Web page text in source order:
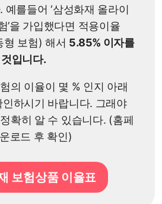
예를들어 ‘삼성화재 올라이
’을 가입했다면 적용이율
보험) 해서 5.85% 이자를
입니다.
의 이율이 몇 % 인지 아래
하시기 바랍니다. 그래야
확히 알 수 있습니다. (홈페
로드 후 확인)
보험상품 이율표